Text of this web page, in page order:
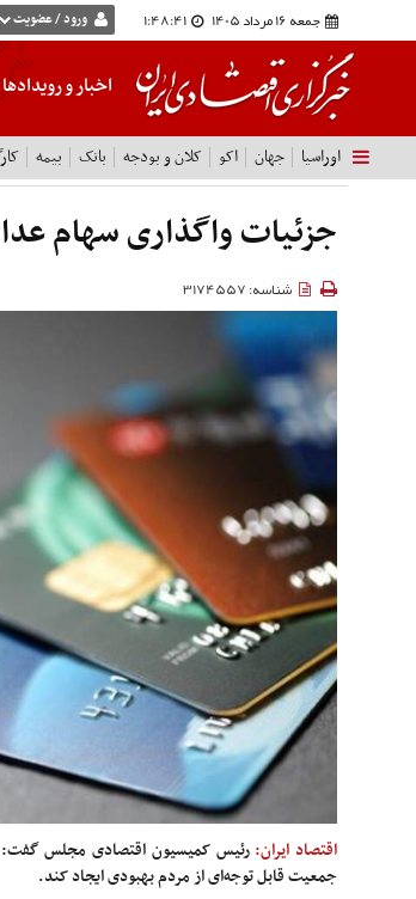
جمعه 16 مرداد 1405 1:48:42 ورود / عضویت
اخبار و رویدادها
اوراسیا جهان اکو کلان و بودجه بانک بیمه
جزئیات واگذاری سهام
شناسه: 3174557
اقتصاد ایران: ­رئیس کمیسیون اقتصادی مجلس گفت:
جمعیت قابل توجه‌ای از مردم بهبودی ایجاد کند.